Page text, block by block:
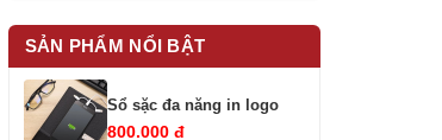
SẢN PHẨM NỔI BẬT
Sổ sặc đa năng in logo
800.000 đ